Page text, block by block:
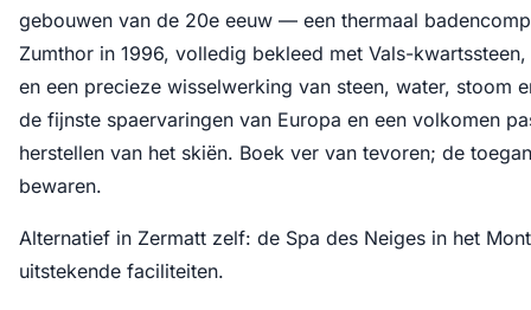
gebouwen van de 20e eeuw — een thermaal
Zumthor in 1996, volledig bekleed met Vals-
en een precieze wisselwerking van steen, water, stoom
de fijnste spaervaringen van Europa en een volkomen
herstellen van het skiën. Boek ver van tevoren; de
bewaren.
Alternatief in Zermatt zelf: de Spa des Neiges in het
uitstekende faciliteiten.